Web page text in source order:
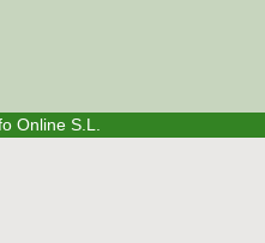
Online S.L.